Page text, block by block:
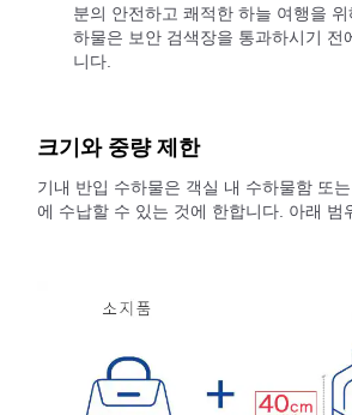
분의 안전하고 쾌적한 하늘 여행을
하물은 보안 검색장을 통과하시기 전
니다.
크기와 중량 제한
기내 반입 수하물은 객실 내 수하물함 또
에 수납할 수 있는 것에 한합니다. 아래 범